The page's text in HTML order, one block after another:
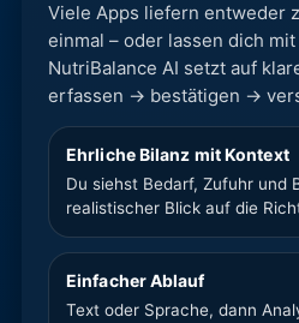
Viele Apps liefern entweder
einmal – oder lassen dich
NutriBalance AI setzt auf
erfassen → bestätigen →
Ehrliche Bilanz mit Kontext
Du siehst Bedarf, Zufuhr und
realistischer Blick auf die
Einfacher Ablauf
Text oder Sprache, dann